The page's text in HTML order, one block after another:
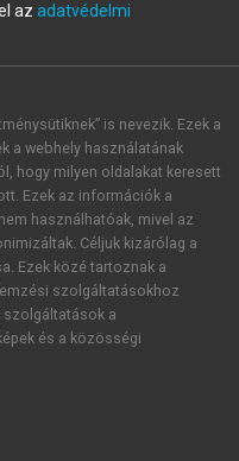
automatikusan
az adatvédelmi
is nevezik. Ezek a
a webhely használatának
hogy milyen oldalakat keresett
Ezek az információk a
használhatóak, mivel az
Céljuk kizárólag a
Ezek közé tartoznak a
szolgáltatásokhoz
a
és a közösségi